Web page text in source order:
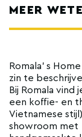
MEER
Romala' s
zin te
Bij Romala vind
een koffie- en
Vietnamese
showroom met